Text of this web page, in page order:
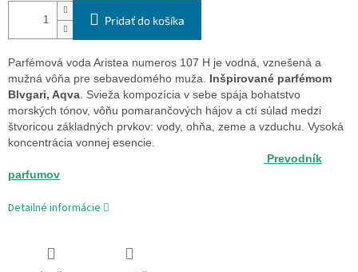
Pridať do košíka
Parfémová voda Aristea numeros 107 H je vodná, vznešená a
mužná vôňa pre sebavedomého muža. Inšpirované parfémom
Blvgari, Aqva. Svieža kompozícia v sebe spája bohatstvo
morských tónov, vôňu pomarančových hájov a ctí súlad medzi
štvoricou základných prvkov: vody, ohňa, zeme a vzduchu. Vysoká
koncentrácia vonnej esencie.
Prevodník
parfumov
Detailné informácie